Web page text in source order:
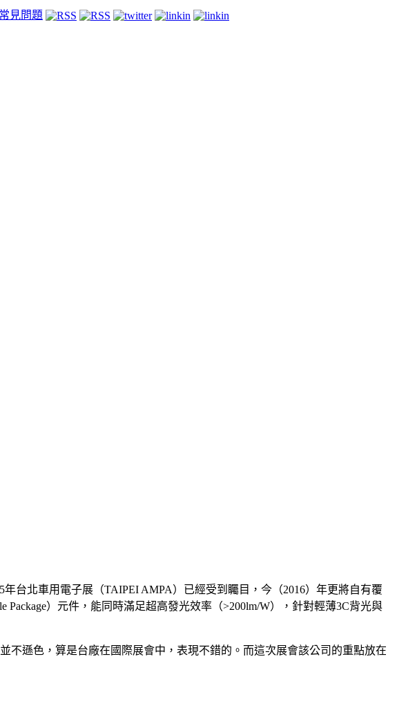
常見問題
台北車用電子展（TAIPEI AMPA）已經受到矚目，今（2016）年更將自有覆
）元件，能同時滿足超高發光效率（>200lm/W），針對輕薄3C背光與
不遜色，算是台廠在國際展會中，表現不錯的。而這次展會該公司的重點放在